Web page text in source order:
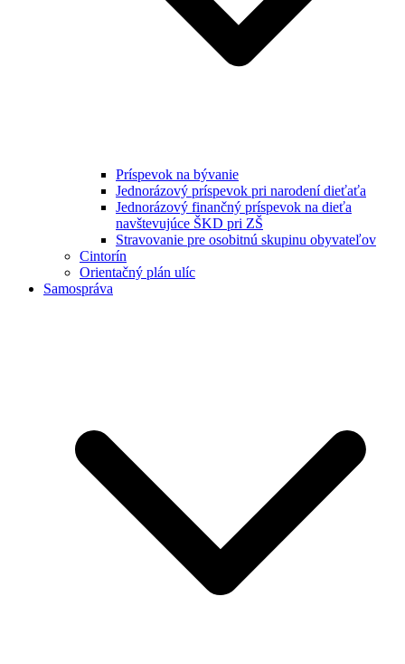
Príspevok na bývanie
Jednorázový príspevok pri narodení dieťaťa
Jednorázový finančný príspevok na dieťa
navštevujúce ŠKD pri ZŠ
Stravovanie pre osobitnú skupinu obyvateľov
Cintorín
Orientačný plán ulíc
Samospráva